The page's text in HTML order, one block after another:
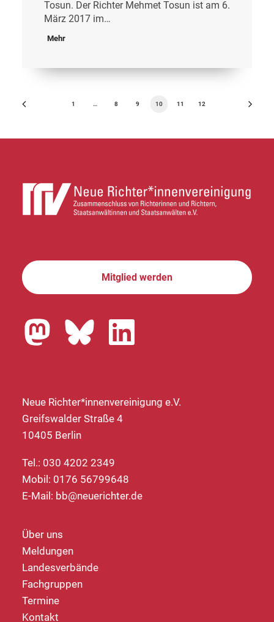
Tosun. Der Richter Mehmet Tosun ist am 6.
März 2017 im…
Mehr
1 … 8 9 10 11 12
Mitglied werden
Neue Richter*innenvereinigung e.V.
Greifswalder Straße 4
10405 Berlin
Tel.: 030 4202 2349
Mobil: 0176 56799648
E-Mail: bb@neuerichter.de
Über uns
Meldungen
Landesverbände
Fachgruppen
Termine
Kontakt